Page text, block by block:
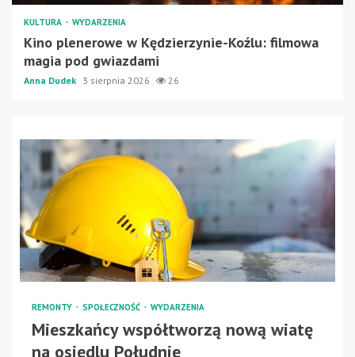
KULTURA WYDARZENIA
Kino plenerowe w Kędzierzynie-Koźlu: filmowa
magia pod gwiazdami
Anna Dudek 3 sierpnia 2026 26
REMONTY SPOŁECZNOŚĆ WYDARZENIA
Mieszkańcy współtworzą nową wiatę
na osiedlu Południe